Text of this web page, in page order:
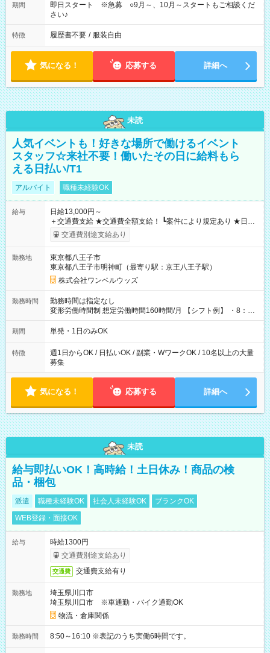
期間
即日スタート ※急募 ○9月～、10月～スタートもご相談くだ
さい♪
特徴 履歴書不要 / 服装自由
気になる！ 応募する 詳細へ
未読
人気イベントも！好きな場所で働けるイベント
スタッフ☆来社不要！働いたその日に給料もら
える日払い/T1
アルバイト 職種未経験OK
給与
日給13,000円～
＋交通費支給 ★交通費全額支給！ ┗案件により規定あり ★日払
いOK！（規定あり） ┗働いたその日に現金GET♪ お仕事後はコ
ンビニATMから 日払い分を引き落とせます！ 【試用期間】試
交通費別途支給あり
勤務地
東京都八王子市
東京都八王子市明神町（最寄り駅：京王八王子駅）
株式会社ワンベルウッズ
勤務時間
勤務時間は指定なし
変形労働時間制 想定労働時間160時間/月 【シフト例】 ・8：00
～21：00
期間 単発・1日のみOK
特徴
週1日からOK / 日払いOK / 副業・WワークOK / 10名以上の大量
募集
気になる！ 応募する 詳細へ
未読
給与即払いOK！高時給！土日休み！商品の検
品・梱包
派遣 職種未経験OK 社会人未経験OK
ブランクOK
WEB登録・面接OK
給与
時給1300円
交通費別途支給あり
交通費 交通費支給有り
勤務地
埼玉県川口市
埼玉県川口市 ※車通勤・バイク通勤OK
物流・倉庫関係
勤務時間 8:50～16:10 ※表記のうち実働6時間です。